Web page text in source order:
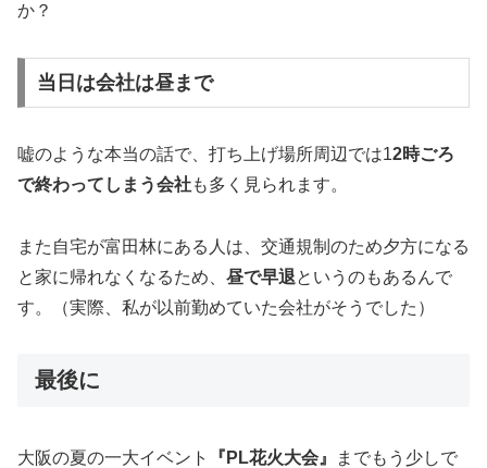
か？
当日は会社は昼まで
嘘のような本当の話で、打ち上げ場所周辺では12時ごろ
で終わってしまう会社も多く見られます。
また自宅が富田林にある人は、交通規制のため夕方になる
と家に帰れなくなるため、 昼で早退というのもあるんで
す。（実際、私が以前勤めていた会社がそうでした）
最後に
大阪の夏の一大イベント 『PL花火大会』
までもう少しで